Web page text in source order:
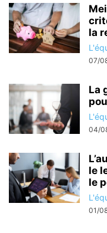
la
07/
La
04/
le
le
01/